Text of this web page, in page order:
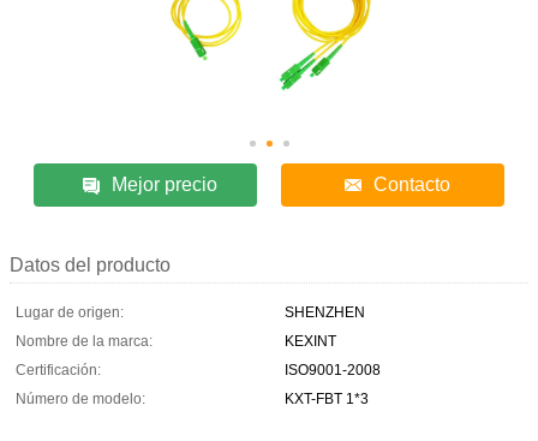
Mejor precio Contacto
Datos del producto
Lugar de origen:
SHENZHEN
Nombre de la marca:
KEXINT
Certificación:
ISO9001-2008
Número de modelo:
KXT-FBT 1*3